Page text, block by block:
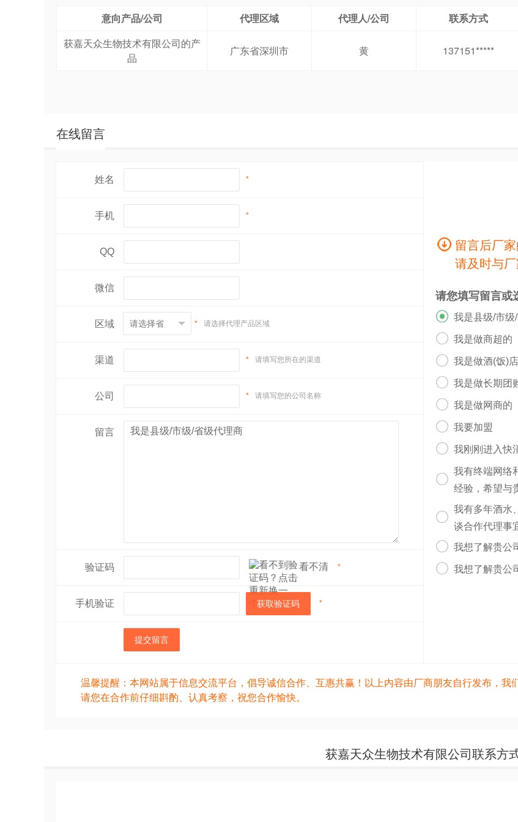
意向产品/公司 代理区域 代理人/公司 联系方式
获嘉天众生物技术有限公司的产
品
广东省深圳市 黄 137151*****
在线留言
姓名 *
手机 *
QQ
微信
区域 * 请选择代理产品区域
渠道 * 请填写您所在的渠道
公司 * 请填写您的公司名称
留言
验证码 看不清 *
手机验证 获取验证码 *
提交留言
留言后厂
请及时与厂
请您填写留言或
 我是县级/市级
 我是做商超的
 我是做酒(饭)
 我是做长期团
 我是做网商的
 我要加盟
 我刚刚进入快

我有终端网络
经验，希望与

我有多年酒水
谈合作代理事
 我想了解贵公
 我想了解贵公
温馨提醒：本网站属于信息交流平台，倡导诚信合作、互惠共赢！以上内容由厂商朋友自行发布，我
请您在合作前仔细斟酌、认真考察，祝您合作愉快。
获嘉天众生物技术有限公司联系方